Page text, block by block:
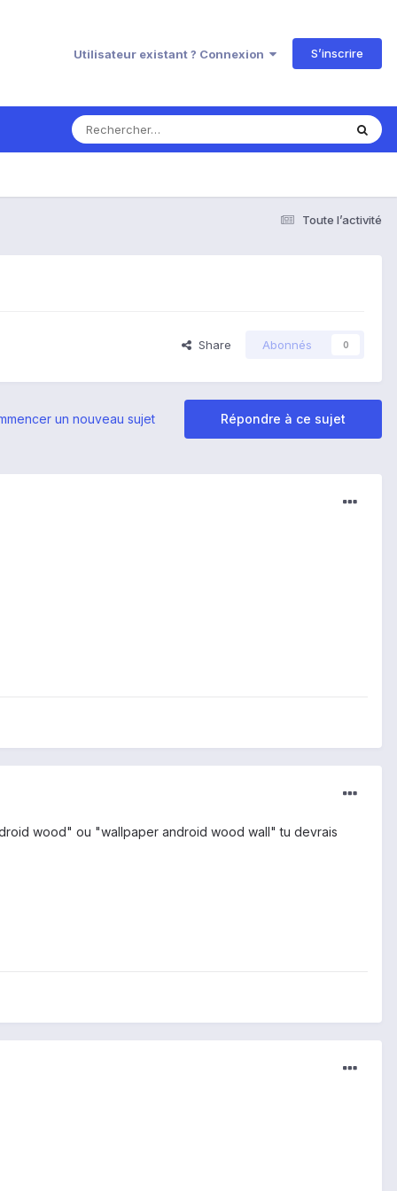
Utilisateur existant ? Connexion S’inscrire
Toute l’activité
Share Abonnés 0
Répondre à ce sujet
un nouveau sujet
wood" ou "wallpaper android wood wall" tu devrais